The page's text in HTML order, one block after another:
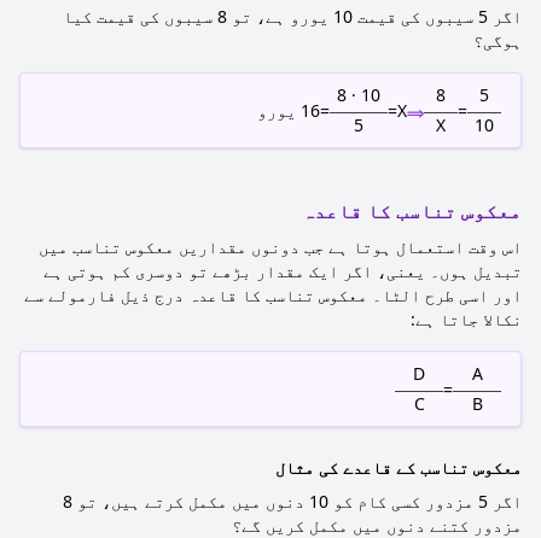
اگر 5 سیبوں کی قیمت 10 یورو ہے، تو 8 سیبوں کی قیمت کیا
ہوگی؟
5
10
=
8
X
⟹
X
=
10 · 8
5
=
16 یورو
معکوس تناسب کا قاعدہ
اس وقت استعمال ہوتا ہے جب دونوں مقداریں معکوس تناسب میں
تبدیل ہوں۔ یعنی، اگر ایک مقدار بڑھے تو دوسری کم ہوتی ہے
اور اسی طرح الٹا۔ معکوس تناسب کا قاعدہ درج ذیل فارمولے سے
نکالا جاتا ہے:
A
B
=
D
C
معکوس تناسب کے قاعدے کی مثال
اگر 5 مزدور کسی کام کو 10 دنوں میں مکمل کرتے ہیں، تو 8
مزدور کتنے دنوں میں مکمل کریں گے؟